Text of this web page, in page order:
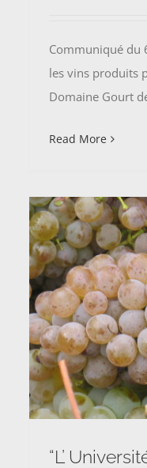
Communiqué du
les vins produits
Domaine Gourt
Read More
“L’